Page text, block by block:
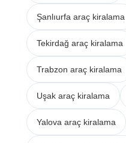
Şanlıurfa araç kiralama
Tekirdağ araç kiralama
Trabzon araç kiralama
Uşak araç kiralama
Yalova araç kiralama